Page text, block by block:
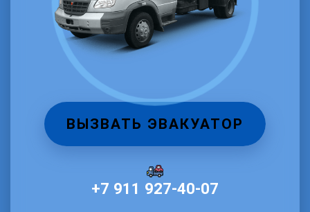
ВЫЗВАТЬ ЭВАКУАТОР
+7 911 927‑40‑07